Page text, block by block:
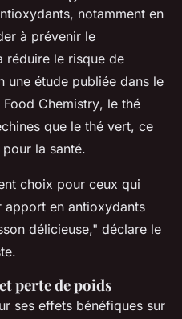
notamment en
à prévenir le
réduire le risque de
une étude publiée dans le
Chemistry, le thé
que le thé vert, ce
la santé.
choix pour ceux qui
apport en antioxydants
délicieuse," déclare le
perte de poids
ses effets bénéfiques sur